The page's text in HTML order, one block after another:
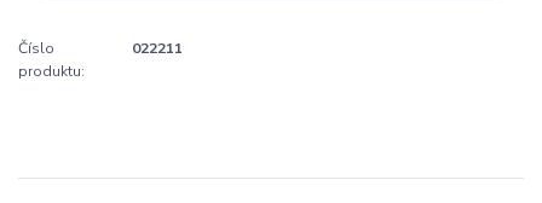
Číslo
produktu:
022211